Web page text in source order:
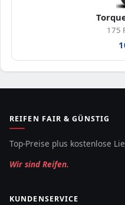
175
REIFEN FAIR & GÜNSTIG
Top-Preise plus kostenlose
Wir sind Reifen.
KUNDENSERVICE